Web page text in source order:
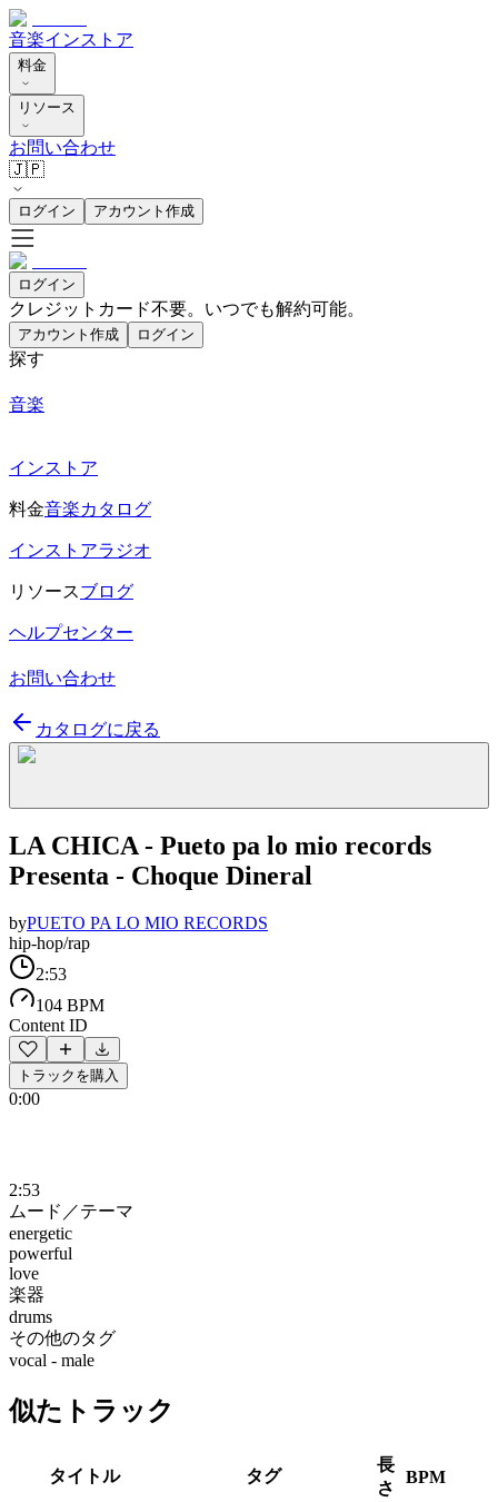
音楽インストア
料金
リソース
お問い合わせ
🇯🇵
ログイン アカウント作成
ログイン
クレジットカード不要。いつでも解約可能。
アカウント作成 ログイン
探す
音楽
インストア
料金音楽カタログ
インストアラジオ
リソースブログ
ヘルプセンター
お問い合わせ
カタログに戻る
LA CHICA - Pueto pa lo mio records
Presenta - Choque Dineral
byPUETO PA LO MIO RECORDS
hip-hop/rap
2:53
104 BPM
Content ID
トラックを購入
0:00
2:53
ムード／テーマ
energetic
powerful
love
楽器
drums
その他のタグ
vocal - male
似たトラック
タイトル タグ
長
さ
BPM